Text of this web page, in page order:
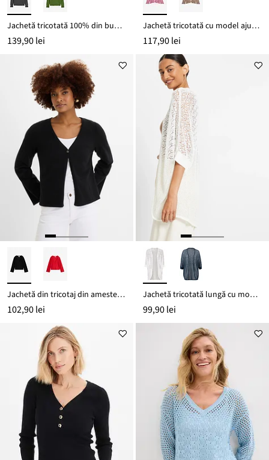
Jachetă tricotată 100% din bumbac organic
139,90 lei
Jachetă tricotată cu model ajurat din bumbac 100%
117,90 lei
Jachetă din tricotaj din amestec de bumbac
102,90 lei
Jachetă tricotată lungă cu model cu găuri
99,90 lei